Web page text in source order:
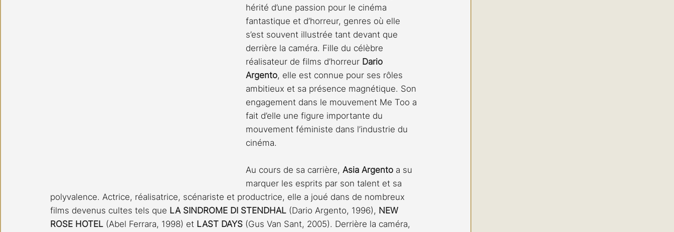
hérité d’une passion pour le cinéma
fantastique et d’horreur, genres où elle
s’est souvent illustrée tant devant que
derrière la caméra. Fille du célèbre
réalisateur de films d’horreur Dario
Argento, elle est connue pour ses rôles
ambitieux et sa présence magnétique. Son
engagement dans le mouvement Me Too a
fait d’elle une figure importante du
mouvement féministe dans l’industrie du
cinéma.
Au cours de sa carrière, Asia Argento a su
marquer les esprits par son talent et sa
polyvalence. Actrice, réalisatrice, scénariste et productrice, elle a joué dans de nombreux
films devenus cultes tels que LA SINDROME DI STENDHAL (Dario Argento, 1996), NEW
ROSE HOTEL (Abel Ferrara, 1998) et LAST DAYS (Gus Van Sant, 2005). Derrière la caméra,